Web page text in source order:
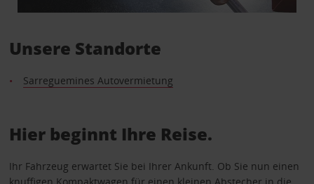
Unsere Standorte
Sarreguemines Autovermietung
Hier beginnt Ihre Reise.
Ihr Fahrzeug erwartet Sie bei Ihrer Ankunft. Ob Sie nun einen
knuffigen Kompaktwagen für einen kleinen Abstecher in die